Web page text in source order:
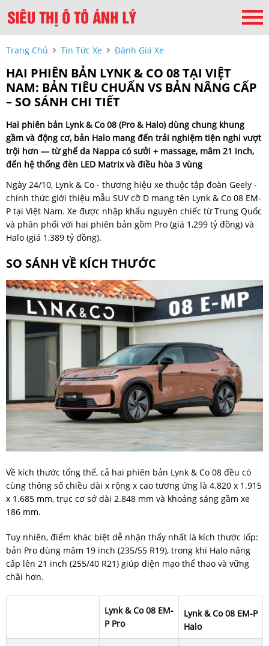
Trang Chủ Tin Tức Xe Đánh Giá Xe
HAI PHIÊN BẢN LYNK & CO 08 TẠI VIỆT
NAM: BẢN TIÊU CHUẨN VS BẢN NÂNG CẤP
– SO SÁNH CHI TIẾT
Hai phiên bản Lynk & Co 08 (Pro & Halo) dùng chung khung
gầm và động cơ, bản Halo mang đến trải nghiệm tiện nghi vượt
trội hơn — từ ghế da Nappa có sưởi + massage, mâm 21 inch,
đến hệ thống đèn LED Matrix và điều hòa 3 vùng
Ngày 24/10, Lynk & Co - thương hiệu xe thuộc tập đoàn Geely -
chính thức giới thiệu mẫu SUV cỡ D mang tên Lynk & Co 08 EM-
P tại Việt Nam. Xe được nhập khẩu nguyên chiếc từ Trung Quốc
và phân phối với hai phiên bản gồm Pro (giá 1,299 tỷ đồng) và
Halo (giá 1,389 tỷ đồng).
SO SÁNH VỀ KÍCH THƯỚC
Về kích thước tổng thể, cả hai phiên bản Lynk & Co 08 đều có
cùng thông số chiều dài x rộng x cao tương ứng là 4.820 x 1.915
x 1.685 mm, trục cơ sở dài 2.848 mm và khoảng sáng gầm xe
186 mm.
Tuy nhiên, điểm khác biệt dễ nhận thấy nhất là kích thước lốp:
bản Pro dùng mâm 19 inch (235/55 R19), trong khi Halo nâng
cấp lên 21 inch (255/40 R21) giúp diện mạo thể thao và vững
chãi hơn.
Lynk & Co 08 EM-
P Pro
Lynk & Co 08 EM-P
Halo